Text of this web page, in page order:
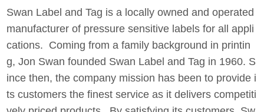
Swan Label and Tag is a locally owned and operated
manufacturer of pressure sensitive labels for all appli
cations. Coming from a family background in printin
g, Jon Swan founded Swan Label and Tag in 1960. S
ince then, the company mission has been to provide i
ts customers the finest service as it delivers competiti